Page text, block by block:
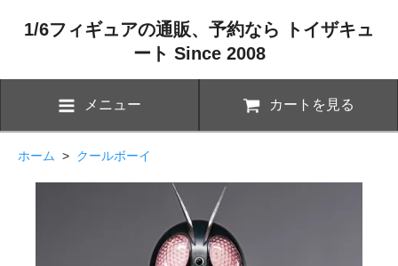
1/6フィギュアの通販、予約なら トイザキュ
ート Since 2008
メニュー カートを見る
ホーム > クールボーイ